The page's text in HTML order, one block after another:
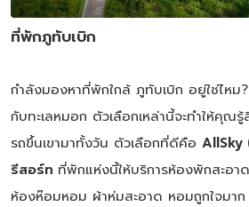
ที่พักภูทับเบิก
กำลังมองหาที่พักใกล้ ภูทับเบิก อยู่ใช่ไหม
กับทะเลหมอก ตัวเลือกเหล่านี้จะทำให้คุณ
รถขึ้นเขามาทั้งวัน ตัวเลือกที่ดีคือ AllSky
รีสอร์ท ที่พักแห่งนี้ให้บริการห้องพักสะอา
ห้องห๊อมหอม ผ้าห่มสะอาด หอมถูกใจมา